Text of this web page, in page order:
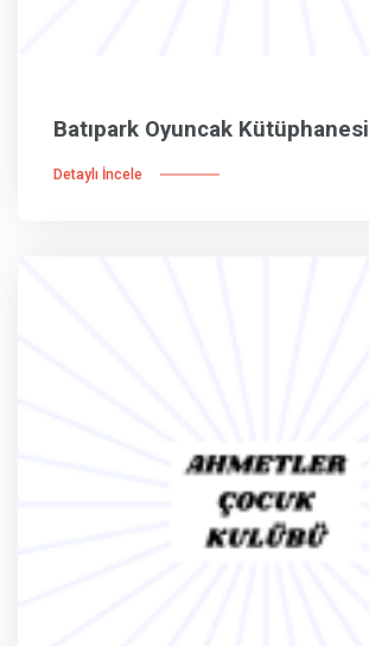
Batıpark Oyuncak Kütüphanesi
Detaylı İncele